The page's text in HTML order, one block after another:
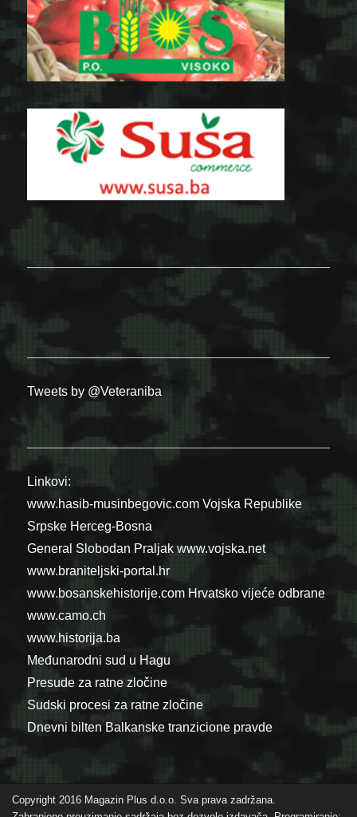
Tweets by @Veteraniba
Linkovi:
www.hasib-musinbegovic.com Vojska Republike
Srpske Herceg-Bosna
General Slobodan Praljak www.vojska.net
www.braniteljski-portal.hr
www.bosanskehistorije.com Hrvatsko vijeće odbrane
www.camo.ch
www.historija.ba
Međunarodni sud u Hagu
Presude za ratne zločine
Sudski procesi za ratne zločine
Dnevni bilten Balkanske tranzicione pravde
Copyright 2016 Magazin Plus d.o.o. Sva prava zadržana.